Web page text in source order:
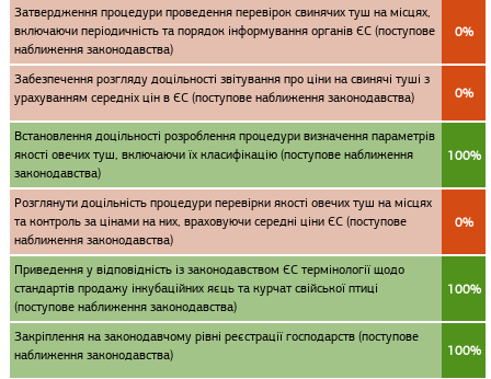
Затвердження процедури проведення перевірок свинячих туш на місцях,
включаючи періодичність та порядок інформування органів ЄС (поступове
наближення законодавства)
0%
Забезпечення розгляду доцільності звітування про ціни на свинячі туші з
урахуванням середніх цін в ЄС (поступове наближення законодавства)
0%
Встановлення доцільності розроблення процедури визначення параметрів
якості овечих туш, включаючи їх класифікацію (поступове наближення
законодавства)
100%
Розглянути доцільність процедури перевірки якості овечих туш на місцях
та контроль за цінами на них, враховуючи середні ціни ЄС (поступове
наближення законодавства)
0%
Приведення у відповідність із законодавством ЄС термінології щодо
cтандартів продажу інкубаційних яєць та курчат свійської птиці
(поступове наближення законодавства)
100%
Закріплення на законодавчому рівні реєстрації господарств (поступове
наближення законодавства)
100%